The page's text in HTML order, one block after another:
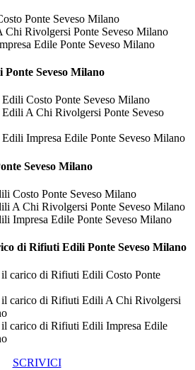
Ponte Seveso Milano
Rivolgersi Ponte Seveso Milano
Edile Ponte Seveso Milano
Seveso Milano
Costo Ponte Seveso Milano
A Chi Rivolgersi Ponte Seveso
Impresa Edile Ponte Seveso Milano
Seveso Milano
Costo Ponte Seveso Milano
A Chi Rivolgersi Ponte Seveso Milano
Impresa Edile Ponte Seveso Milano
di Rifiuti Edili Ponte Seveso Milano
carico di Rifiuti Edili Costo Ponte
il carico di Rifiuti Edili A Chi Rivolgersi
carico di Rifiuti Edili Impresa Edile
SCRIVICI